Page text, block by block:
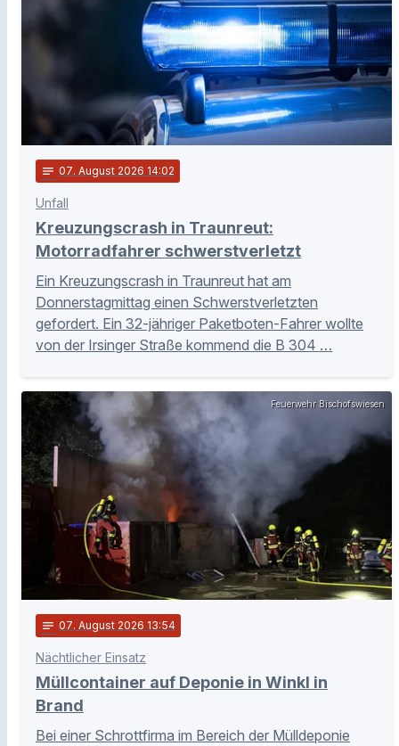
notes 07. August 2026 14:02
Unfall
Kreuzungscrash in Traunreut:
Motorradfahrer schwerstverletzt
Ein Kreuzungscrash in Traunreut hat am
Donnerstagmittag einen Schwerstverletzten
gefordert. Ein 32-jähriger Paketboten-Fahrer wollte
von der Irsinger Straße kommend die B 304 …
Feuerwehr Bischofswiesen
notes 07. August 2026 13:54
Nächtlicher Einsatz
Müllcontainer auf Deponie in Winkl in
Brand
Bei einer Schrottfirma im Bereich der Mülldeponie